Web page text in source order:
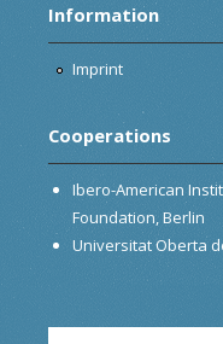
Information
Imprint
Cooperations
Ibero-American
Foundation, Berlin
Universitat Oberta